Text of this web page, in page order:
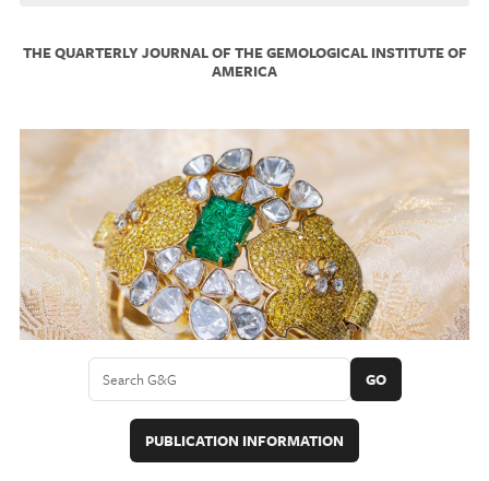
THE QUARTERLY JOURNAL OF THE GEMOLOGICAL INSTITUTE OF
AMERICA
GO
PUBLICATION INFORMATION